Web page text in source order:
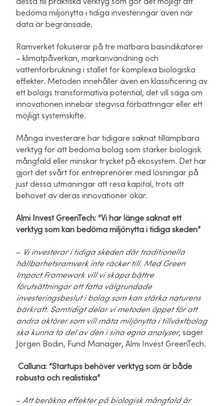
bedöma miljönytta i tidiga investeringar även när
data är begränsade.
Ramverket fokuserar på tre mätbara basindikatorer
– klimatpåverkan, markanvändning och
vattenförbrukning i stället för komplexa biologiska
effekter. Metoden innehåller även en klassificering av
ett bolags transformativa potential, det vill säga om
innovationen innebär stegvisa förbättringar eller ett
möjligt systemskifte.
Många investerare har tidigare saknat tillämpbara
verktyg för att bedöma bolag som stärker biologisk
mångfald eller minskar trycket på ekosystem. Det har
gjort det svårt för entreprenörer med lösningar på
just dessa utmaningar att resa kapital, trots att
behovet av deras innovationer ökar.
Almi Invest GreenTech: “Vi har länge saknat ett
verktyg som kan bedöma miljönytta i tidiga skeden”
– Vi investerar i tidiga skeden där traditionella
hållbarhetsramverk inte räcker till. Med Green
Impact Framework vill vi skapa bättre
förutsättningar att fatta välgrundade
investeringsbeslut i bolag som kan stärka naturens
bärkraft. Samtidigt delar vi metoden öppet för att
andra aktörer som vill mäta miljönytta i tillväxtbolag
ska kunna ta del av den i sina egna analyser, säger
Jörgen Bodin, Fund Manager, Almi Invest GreenTech.
Calluna: “Startups behöver verktyg som är både
robusta och realistiska”
– Att beräkna effekter på biologisk mångfald är